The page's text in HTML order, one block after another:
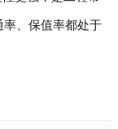
、保值率都处于